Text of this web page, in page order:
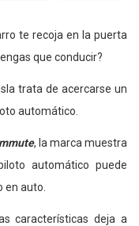
te recoja en la puerta
que conducir?
trata de acercarse un
automático.
, la marca muestra
automático puede
en auto.
características deja a